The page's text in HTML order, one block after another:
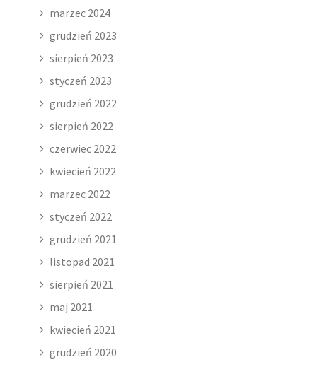
marzec 2024
grudzień 2023
sierpień 2023
styczeń 2023
grudzień 2022
sierpień 2022
czerwiec 2022
kwiecień 2022
marzec 2022
styczeń 2022
grudzień 2021
listopad 2021
sierpień 2021
maj 2021
kwiecień 2021
grudzień 2020